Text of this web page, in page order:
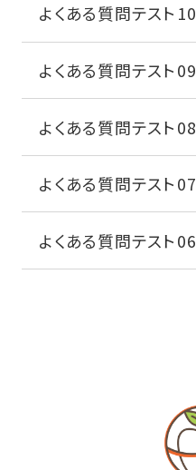
よくある質問テスト10
よくある質問テスト09
よくある質問テスト08
よくある質問テスト07
よくある質問テスト06